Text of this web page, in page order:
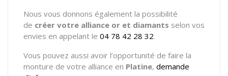
Nous vous donnons également la possibilité
de créer votre alliance or et diamants selon vos
envies en appelant le 04 78 42 28 32.
Vous pouvez aussi avoir l’opportunité de faire la
monture de votre alliance en Platine, demande